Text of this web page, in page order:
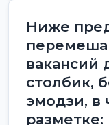
Ниже
вакансий
столбик,
эмодзи, в
разметке: